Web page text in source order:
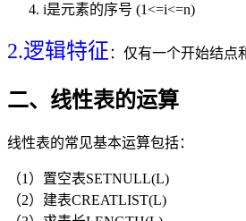
i是元素的序号 (1<=i<=n)
2.逻辑特征 ：仅有一个开始结点
二、线性表的运算
线性表的常见基本运算包括：
（1）置空表SETNULL(L)
（2）建表CREATLIST(L)